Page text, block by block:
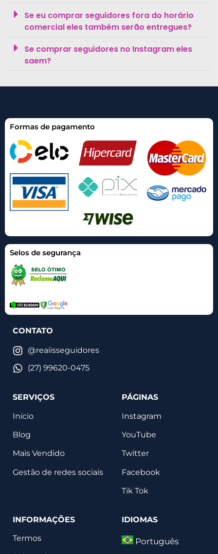
Se eu comprar seguidores fora do horário
comercial eles também serão entregues?
Se comprar seguidores no Instagram eles
saem?
Formas de pagamento
Selos de segurança
CONTATO
@reaiisseguidores
(27) 99620-0475
SERVIÇOS
Início
Blog
Mais Vendido
Gestão de redes sociais
PÁGINAS
Instagram
YouTube
Twitter
Facebook
Tik Tok
INFORMAÇÕES
Termos
IDIOMAS
Português